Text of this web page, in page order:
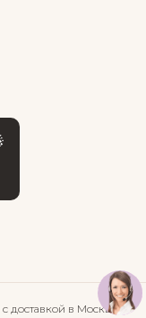
с доставкой в Москве